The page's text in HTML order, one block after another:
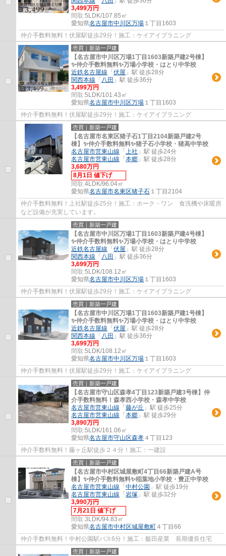
3,499万円
間取:5LDK/107.85㎡
愛知県名古屋市中川区万場 １丁目1603
仲介手数料無料！伏屋駅徒歩29分！施工：ケイアイプラニング
売買｜新築一戸建
【名古屋市中川区万場1丁目1603新築戸建2号棟】
✨️仲介手数料無料✨️万場小学校・はとり中学校
近鉄名古屋線 「 伏屋 」駅 徒歩28分
関西本線 「 八田 」駅 徒歩36分
3,499万円
間取:5LDK/101.43㎡
愛知県名古屋市中川区万場 １丁目1603
仲介手数料無料！伏屋駅徒歩29分！施工：ケイアイプラニング
売買｜新築一戸建
【名古屋市名東区猪子石1丁目2104新築戸建2号
棟】✨️仲介手数料無料✨️猪子石小学校・猪高中学校
名古屋市営東山線 「 上社 」駅 徒歩24分
名古屋市営東山線 「 本郷 」駅 徒歩28分
3,680万円
8月1日 値下げ
間取:4LDK/96.04㎡
愛知県名古屋市名東区猪子石 １丁目2104
仲介手数料無料！上社駅徒歩25分！施工：ホーク・ワン 食洗機や床暖房
など設備が充実しています。
売買｜新築一戸建
【名古屋市中川区万場1丁目1603新築戸建4号棟】
✨️仲介手数料無料✨️万場小学校・はとり中学校
近鉄名古屋線 「 伏屋 」駅 徒歩28分
関西本線 「 八田 」駅 徒歩36分
3,699万円
間取:5LDK/108.12㎡
愛知県名古屋市中川区万場 １丁目1603
仲介手数料無料！伏屋駅徒歩29分！施工：ケイアイプラニング
売買｜新築一戸建
【名古屋市中川区万場1丁目1603新築戸建1号棟】
✨️仲介手数料無料✨️万場小学校・はとり中学校
近鉄名古屋線 「 伏屋 」駅 徒歩28分
関西本線 「 八田 」駅 徒歩36分
3,699万円
間取:5LDK/108.12㎡
愛知県名古屋市中川区万場 １丁目1603
仲介手数料無料！伏屋駅徒歩29分！施工：ケイアイプラニング
売買｜新築一戸建
【名古屋市守山区森孝4丁目123新築戸建3号棟】仲
介手数料無料！森孝西小学校・森孝中学校
名古屋市営東山線 「 藤が丘 」駅 徒歩25分
名古屋市営東山線 「 本郷 」駅 徒歩29分
3,890万円
間取:5LDK/161.06㎡
愛知県名古屋市守山区森孝 ４丁目123
仲介手数料無料！藤ヶ丘駅徒歩２４分！施工：一建設
売買｜新築一戸建
【名古屋市中村区城屋敷町4丁目66新築戸建A号
棟】✨️仲介手数料無料✨️稲葉地小学校・豊正中学校
名古屋市営東山線 「 中村公園 」駅 徒歩19分
名古屋市営東山線 「 岩塚 」駅 徒歩32分
3,990万円
7月21日 値下げ
間取:3LDK/94.83㎡
愛知県名古屋市中村区城屋敷町 ４丁目66
仲介手数料無料！中村公園駅バス6分！施工：飯田産業 長期優良住宅
売買｜新築一戸建